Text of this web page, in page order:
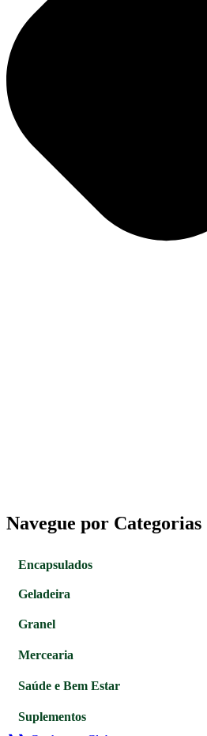
Navegue por Categorias
Encapsulados
Geladeira
Granel
Mercearia
Saúde e Bem Estar
Suplementos